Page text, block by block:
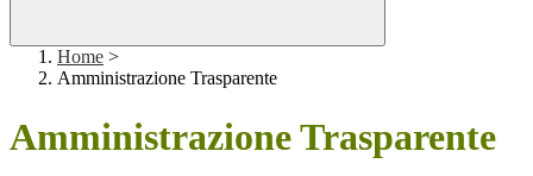
Home >
Amministrazione Trasparente
Amministrazione Trasparente